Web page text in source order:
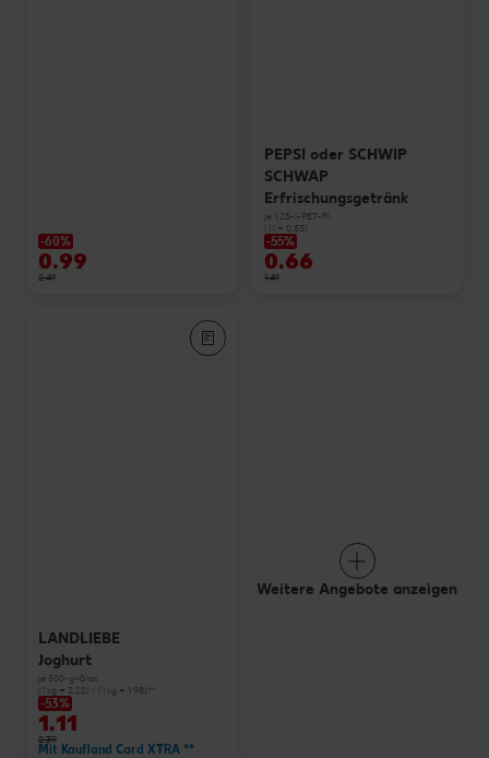
-60%
0.99
2.49
PEPSI oder SCHWIP
SCHWAP
Erfrischungsgetränk
je 1,25-l-PET-Fl.
(1 l = 0.53)
-55%
0.66
1.49
LANDLIEBE
Joghurt
je 500-g-Glas
(1 kg = 2.22) / (1 kg = 1.98)**
-53%
1.11
2.39
Mit Kaufland Card XTRA **
Weitere Angebote anzeigen